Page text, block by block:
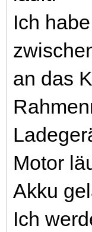
Ich
an das
Motor
Akku
Ich